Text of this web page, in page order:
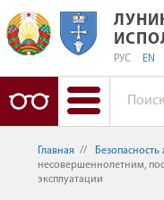
РУС EN
Главная //
несовершеннолетним,
эксплуатации